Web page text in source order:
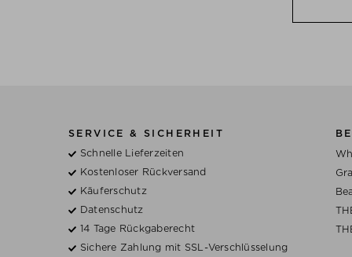
SERVICE & SICHERHEIT
Schnelle Lieferzeiten
Kostenloser Rückversand
Käuferschutz
Datenschutz
14 Tage Rückgaberecht
Sichere Zahlung mit SSL-Verschlüsselung